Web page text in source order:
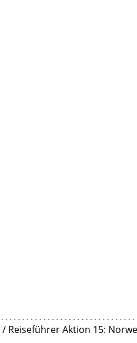
/ Reiseführer Aktion 15: